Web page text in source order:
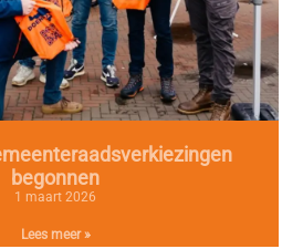
begonnen
1 maart 2026
Lees meer »